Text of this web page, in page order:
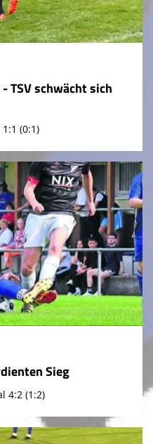
TSV schwächt sich
(0:1)
Sieg
4:2 (1:2)